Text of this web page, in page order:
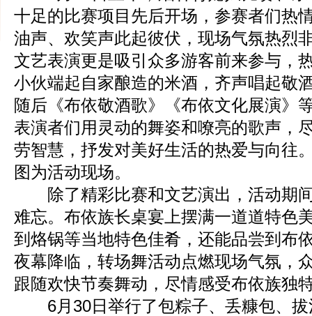
十足的比赛项目先后开场，参赛者们热
油声、欢笑声此起彼伏，现场气氛热烈
文艺表演更是吸引众多游客前来参与，
小伙端起自家酿造的米酒，齐声唱起敬
随后《布依敬酒歌》《布依文化展演》
表演者们用灵动的舞姿和嘹亮的歌声，
劳智慧，抒发对美好生活的热爱与向往
图为活动现场。
除了精彩比赛和文艺演出，活动期
难忘。布依族长桌宴上摆满一道道特色
到烙锅等当地特色佳肴，还能品尝到布
夜幕降临，转场舞活动点燃现场气氛，
跟随欢快节奏舞动，尽情感受布依族独
6月30日举行了包粽子、丢糠包、拔